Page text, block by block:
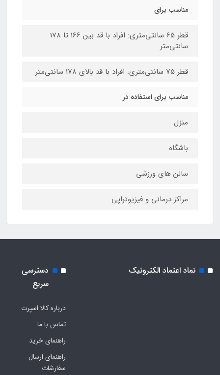
مناسب برای
قطر 65 سانتی‌متری: افراد با قد بین 166 تا 178
سانتی‌متر
قطر 75 سانتی‌متری: افراد با قد بالای 178 سانتی‌متر
مناسب برای استفاده در
منزل
باشگاه
سالن های ورزشی
مراکز درمانی و فیزیوتراپی
نماد اعتماد الکترونیک
دسترسی
سریع
درباره کالا اسپرت
تماس با ما
راهنمای خرید
راهنمای ارسال
سفارشات